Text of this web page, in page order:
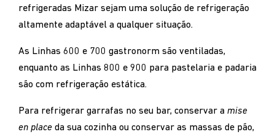
refrigeradas Mizar sejam uma solução de refrigeração
altamente adaptável a qualquer situação.
As Linhas 600 e 700 gastronorm são ventiladas,
enquanto as Linhas 800 e 900 para pastelaria e padaria
são com refrigeração estática.
Para refrigerar garrafas no seu bar, conservar a mise
en place da sua cozinha ou conservar as massas de pão,